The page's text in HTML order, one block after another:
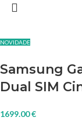
NOVIDADE
Samsung
Dual SIM
1699.00€